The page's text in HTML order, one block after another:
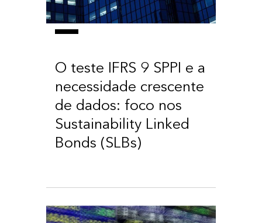
O teste IFRS 9 SPPI e a
necessidade crescente
de dados: foco nos
Sustainability Linked
Bonds (SLBs)